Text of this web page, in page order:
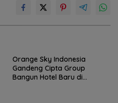
Orange Sky Indonesia
Gandeng Cipta Group
Bangun Hotel Baru di